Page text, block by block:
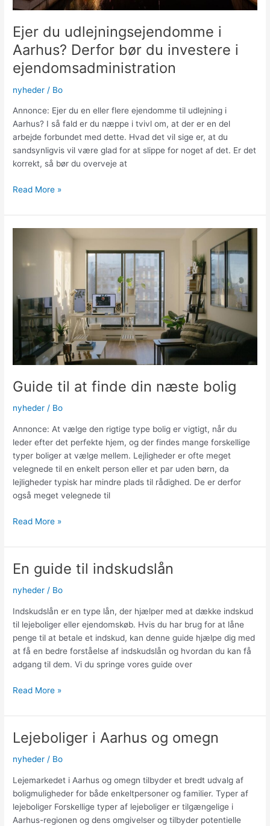
Ejer du udlejningsejendomme i
Aarhus? Derfor bør du investere i
ejendomsadministration
nyheder / Bo
Annonce: Ejer du en eller flere ejendomme til udlejning i
Aarhus? I så fald er du næppe i tvivl om, at der er en del
arbejde forbundet med dette. Hvad det vil sige er, at du
sandsynligvis vil være glad for at slippe for noget af det. Er det
korrekt, så bør du overveje at
Ejer
udlejningsejendomme
i
bør
investere
i
ejendomsadministration
Read More »
Guide til at finde din næste bolig
nyheder / Bo
Annonce: At vælge den rigtige type bolig er vigtigt, når du
leder efter det perfekte hjem, og der findes mange forskellige
typer boliger at vælge mellem. Lejligheder er ofte meget
velegnede til en enkelt person eller et par uden børn, da
lejligheder typisk har mindre plads til rådighed. De er derfor
også meget velegnede til
Guide
at
din
næste
Read More »
En guide til indskudslån
nyheder / Bo
Indskudslån er en type lån, der hjælper med at dække indskud
til lejeboliger eller ejendomskøb. Hvis du har brug for at låne
penge til at betale et indskud, kan denne guide hjælpe dig med
at få en bedre forståelse af indskudslån og hvordan du kan få
adgang til dem. Vi du springe vores guide over
En
til
Read More »
Lejeboliger i Aarhus og omegn
nyheder / Bo
Lejemarkedet i Aarhus og omegn tilbyder et bredt udvalg af
boligmuligheder for både enkeltpersoner og familier. Typer af
lejeboliger Forskellige typer af lejeboliger er tilgængelige i
Aarhus-regionen og dens omgivelser og tilbyder potentielle